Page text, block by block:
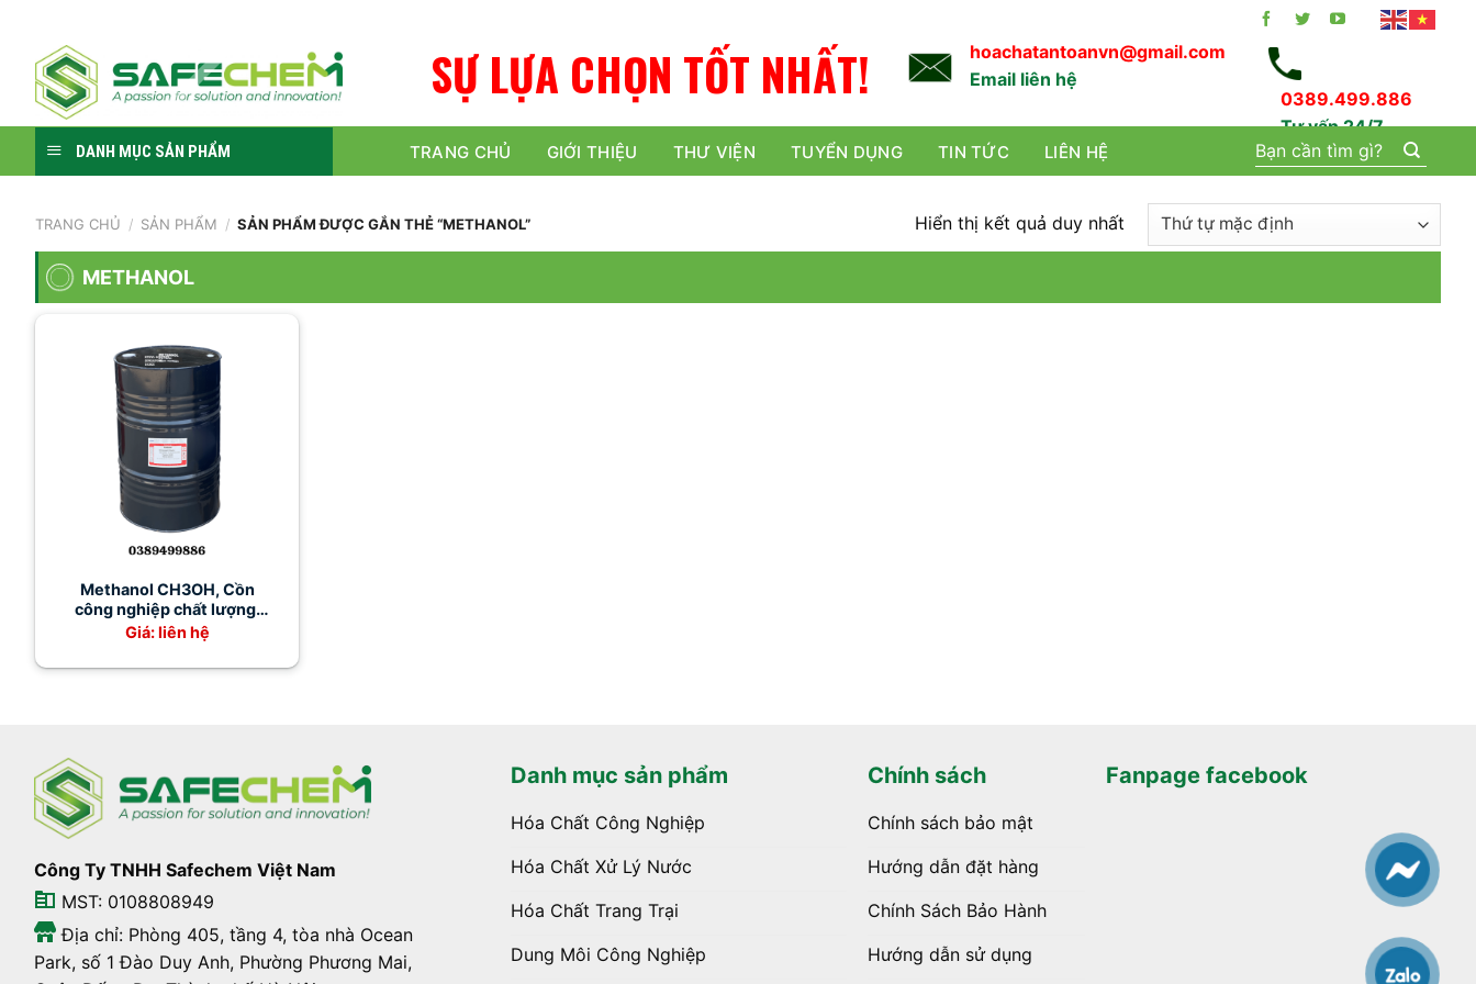
content
SỰ LỰA CHỌN TỐT NHẤT!
hoachatantoanvn@gmail.com
Email liên hệ
0389.499.886
Tư vấn 24/7
DANH MỤC SẢN PHẨM TRANG CHỦ GIỚI THIỆU THƯ VIỆN TUYỂN DỤNG TIN TỨC LIÊN HỆ
Tìm
kiếm:
TRANG CHỦ / SẢN PHẨM / SẢN PHẨM ĐƯỢC GẮN THẺ “METHANOL” Hiển thị kết quả duy nhất
METHANOL
Methanol CH3OH, Cồn
công nghiệp chất lượng,
giá rẻ
Giá: liên hệ
Công Ty TNHH Safechem Việt Nam
MST: 0108808949
Địa chỉ: Phòng 405, tầng 4, tòa nhà Ocean
Park, số 1 Đào Duy Anh, Phường Phương Mai,
Danh mục sản phẩm
Hóa Chất Công Nghiệp
Hóa Chất Xử Lý Nước
Hóa Chất Trang Trại
Dung Môi Công Nghiệp
Chính sách
Chính sách bảo mật
Hướng dẫn đặt hàng
Chính Sách Bảo Hành
Hướng dẫn sử dụng
Fanpage facebook